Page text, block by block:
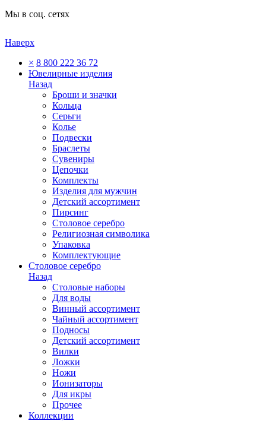
Мы в соц. сетях
Наверх
× 8 800 222 36 72
Ювелирные изделия
Назад
Броши и значки
Кольца
Серьги
Колье
Подвески
Браслеты
Сувениры
Цепочки
Комплекты
Изделия для мужчин
Детский ассортимент
Пирсинг
Столовое серебро
Религиозная символика
Упаковка
Комплектующие
Столовое серебро
Назад
Столовые наборы
Для воды
Винный ассортимент
Чайный ассортимент
Подносы
Детский ассортимент
Вилки
Ложки
Ножи
Ионизаторы
Для икры
Прочее
Коллекции